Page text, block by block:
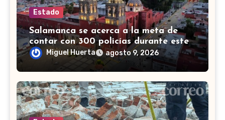
Estado
Salamanca se acerca a la meta de
contar con 300 policías durante este
2026Miguel Huerta agosto 9, 2026